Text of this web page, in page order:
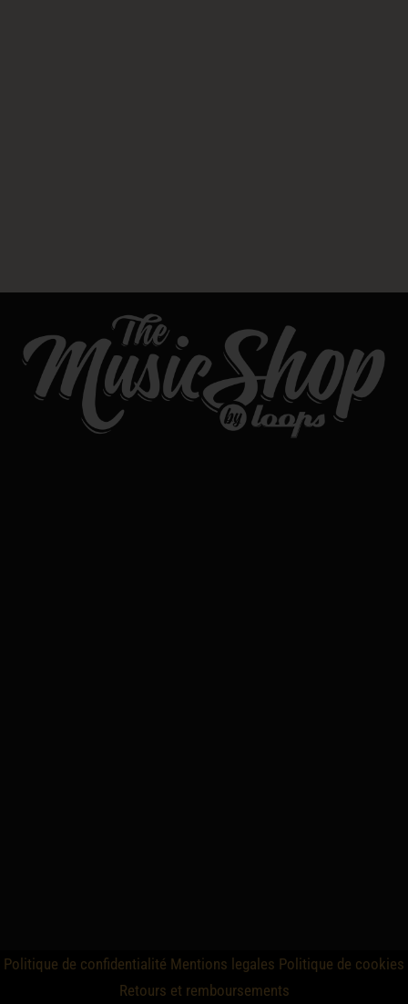
Politique de confidentialité Mentions legales Politique de cookies
Retours et remboursements